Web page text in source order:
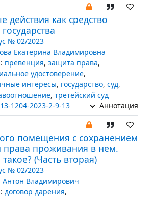
действия как средство
№ 02/2023
Екатерина Владимировна
превенция, защита права,
удостоверение,
интересы, государство, суд,
, третейский суд
1204-2023-2-9-13 Аннотация
помещения с сохранением
права проживания в нем.
(Часть вторая)
№ 02/2023
Владимирович
договор дарения,